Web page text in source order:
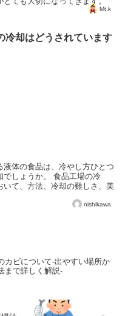
Mt.k
冷却はどうされています
液体の食品は、冷やし方ひとつ
でしょうか。 食品工場の冷
て、方法、冷却の難しさ、美
nishikawa
カビについて-出やすい場所か
まで詳しく解説-